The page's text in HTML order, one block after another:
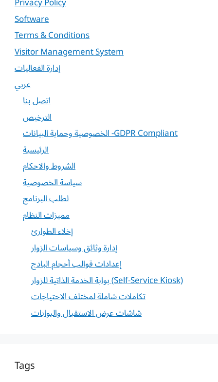
Software
Terms & Conditions
Visitor Management System
إدارة الفعاليات
عربي
اتصل بنا
الترخيص
الخصوصية وحماية البيانات -GDPR Compliant
الرئيسية
الشروط والاحكام
سياسة الخصوصية
لطلب البرنامج
مميزات النظام
إخلاء الطوارئ
إدارة وثائق وسياسات الزوار
إعدادات قوالب أحجام البادج
بوابة الخدمة الذاتية للزوار (Self-Service Kiosk)
تكاملات شاملة لمختلف الاحتياجات
شاشات عرض الاستقبال والبوابات
Tags